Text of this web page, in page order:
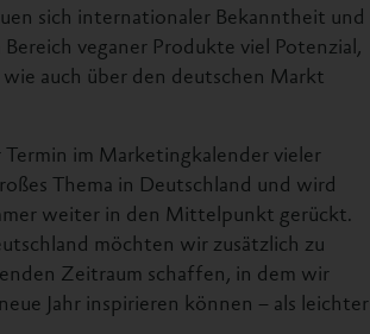
sich internationaler Bekanntheit und
veganer Produkte viel Potenzial,
auch über den deutschen Markt
im Marketingkalender vieler
Thema in Deutschland und wird
weiter in den Mittelpunkt gerückt.
möchten wir zusätzlich zu
Zeitraum schaffen, in dem wir
Jahr inspirieren können – als leichter